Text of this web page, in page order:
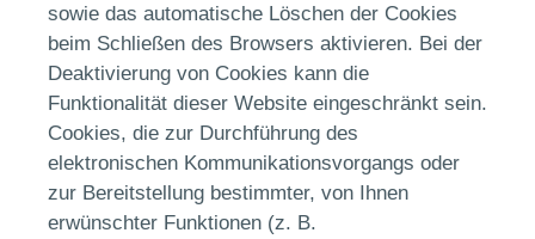
sowie das automatische Löschen der Cookies
beim Schließen des Browsers aktivieren. Bei der
Deaktivierung von Cookies kann die
Funktionalität dieser Website eingeschränkt sein.
Cookies, die zur Durchführung des
elektronischen Kommunikationsvorgangs oder
zur Bereitstellung bestimmter, von Ihnen
erwünschter Funktionen (z. B.